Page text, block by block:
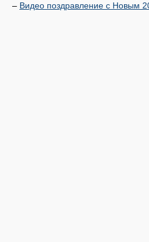
– Видео поздравление с Новым